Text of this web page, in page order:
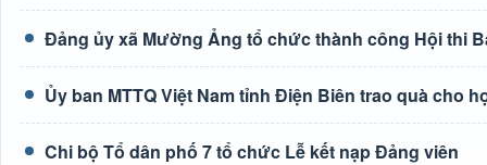
Đảng ủy xã Mường Ảng tổ chức thành công Hội thi
Ủy ban MTTQ Việt Nam tỉnh Điện Biên trao quà cho
Chi bộ Tổ dân phố 7 tổ chức Lễ kết nạp Đảng viên